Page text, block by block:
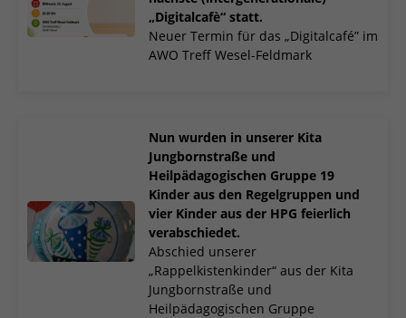
„Digitalcafè“ statt.
Neuer Termin für das „Digitalcafé” im
AWO Treff Wesel-Feldmark
Nun wurden in unserer Kita
Jungbornstraße und
Heilpädagogischen Gruppe 19
Kinder aus den Regelgruppen und
vier Kinder aus der HPG feierlich
verabschiedet.
Abschied unserer
„Rappelkistenkinder“ aus der Kita
Jungbornstraße und
Heilpädagogischen Gruppe